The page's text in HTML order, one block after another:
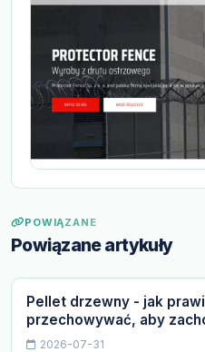
POWIĄZANE
Powiązane artykuły
Pellet drzewny - jak
przechowywać, aby
2026-07-31